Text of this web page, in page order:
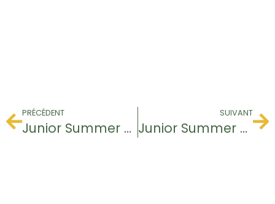
PRÉCÉDENT
Junior Summer Tour
SUIVANT
Junior Summer Tour